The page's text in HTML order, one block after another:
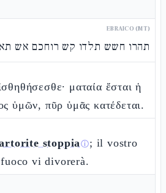
EBRAICO (MT)
תהרו חשש תלדו קש רוחכם אש
ματαία ἔσται ἡ
ὑμῶν, πῦρ ὑμᾶς κατέδεται.
stoppiaⓘ; il vostro
vi divorerà.